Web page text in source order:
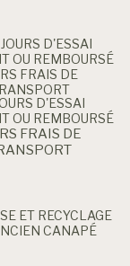
D'ESSAI
OU REMBOURSÉ
FRAIS DE